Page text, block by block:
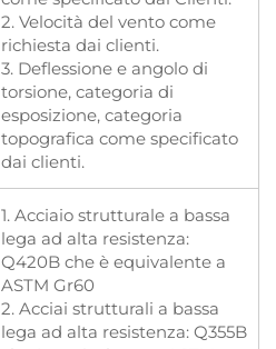
2. Velocità del vento come
richiesta dai clienti.
3. Deflessione e angolo di
torsione, categoria di
esposizione, categoria
topografica come specificato
dai clienti.
1. Acciaio strutturale a bassa
lega ad alta resistenza:
Q420B che è equivalente a
ASTM Gr60
2. Acciai strutturali a bassa
lega ad alta resistenza: Q355B